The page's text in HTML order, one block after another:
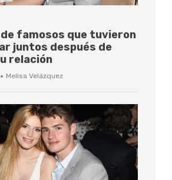
de famosos que tuvieron
juntos después de
relación
· Melisa Velázquez